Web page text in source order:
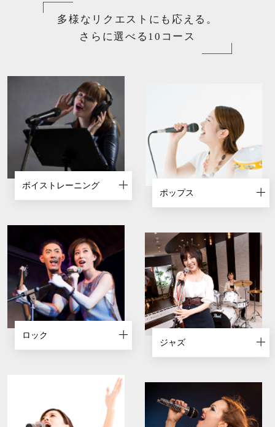
多様なリクエストにも応える。
さらに選べる10コース
ボイストレーニング
ポップス
ロック
ジャズ